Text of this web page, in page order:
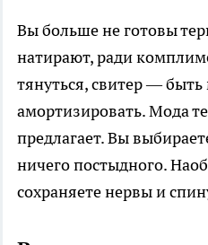
Вы больше не готовы
натирают, ради
тянуться, свитер —
амортизировать. Мода
предлагает. Вы
ничего постыдного.
сохраняете нервы и